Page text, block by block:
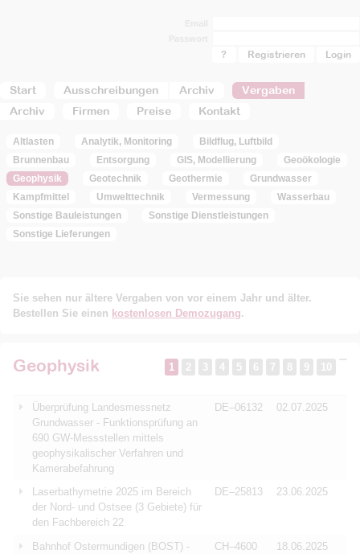
Start Ausschreibungen Archiv
Vergaben
Archiv
Firmen Preise Kontakt
? Registrieren
Altlasten Analytik, Monitoring
Bildflug, Luftbild
Brunnenbau
Entsorgung GIS, Modellierung
Geoökologie
Geophysik
Geotechnik Geothermie
Grundwasser
Kampfmittel
Umwelttechnik Vermessung
Wasserbau
Sonstige Bauleistungen
Sonstige Dienstleistungen
Sonstige Lieferungen
Sie sehen nur ältere Vergaben von vor einem Jahr und älter.
Bestellen Sie einen kostenlosen Demozugang.
Geophysik 1 2 3 4 5 6 7 8 9 10
Überprüfung Landesmessnetz
Grundwasser - Funktionsprüfung an
690 GW-Messstellen mittels
geophysikalischer Verfahren und
Kamerabefahrung
DE–06132 02.07.2025
Laserbathymetrie 2025 im Bereich
der Nord- und Ostsee (3 Gebiete) für
den Fachbereich 22
DE–25813 23.06.2025
Bahnhof Ostermundigen (BOST) -
CH–4600 18.06.2025